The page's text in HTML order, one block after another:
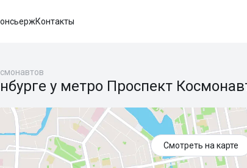
Контакты
у метро Проспект
Смотреть на карте